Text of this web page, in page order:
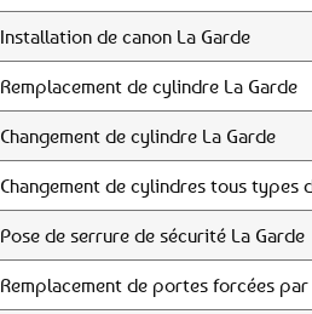
Installation de canon La Garde
Remplacement de cylindre La Garde
Changement de cylindre La Garde
Changement de cylindres tous types
Pose de serrure de sécurité La Garde
Remplacement de portes forcées